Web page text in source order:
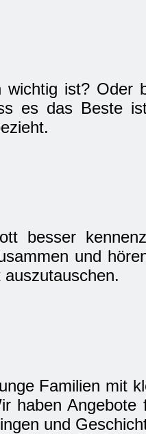
wichtig ist? Oder
es das Beste
besser
und
Familien mit
haben
und